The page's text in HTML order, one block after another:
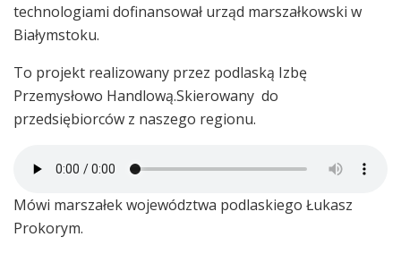
technologiami dofinansował urząd marszałkowski w
Białymstoku.
To projekt realizowany przez podlaską Izbę
Przemysłowo Handlową.Skierowany do
przedsiębiorców z naszego regionu.
Mówi marszałek województwa podlaskiego Łukasz
Prokorym.